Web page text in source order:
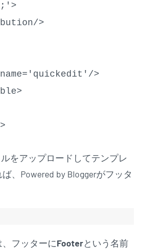
>
>
をアップロードしてテンプレ
、Powered by Bloggerがフッタ
、フッターにFooterという名前